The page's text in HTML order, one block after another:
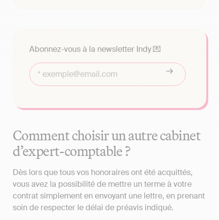
Abonnez-vous à la newsletter Indy 💌
Comment choisir un autre cabinet
d’expert-comptable ?
Dès lors que tous vos honoraires ont été acquittés,
vous avez la possibilité de mettre un terme à votre
contrat simplement en envoyant une lettre, en prenant
soin de respecter le délai de préavis indiqué.